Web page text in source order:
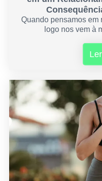
Quando pensamos em
logo nos vem à